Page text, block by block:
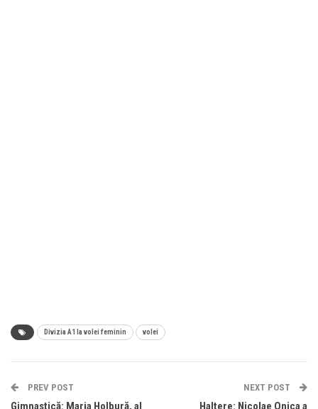
Divizia A1 la volei feminin volei
PREV POST
Gimnastică: Maria Holbură, al
NEXT POST
Haltere: Nicolae Onica a